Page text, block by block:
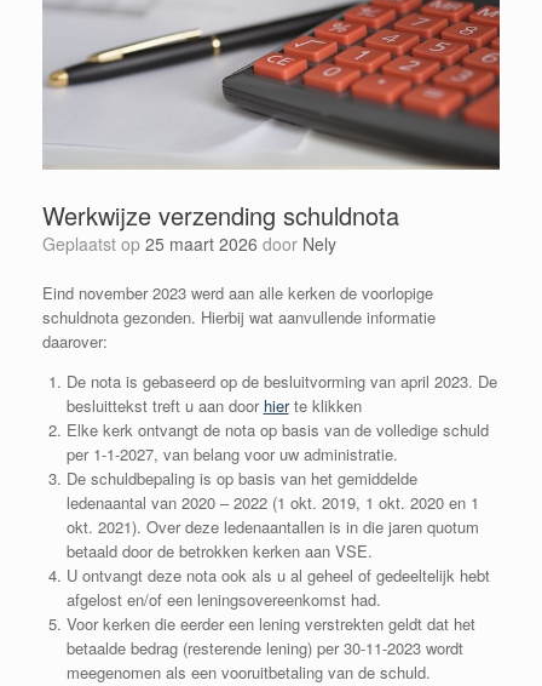
Werkwijze verzending schuldnota
Geplaatst op 25 maart 2026 door Nely
Eind november 2023 werd aan alle kerken de voorlopige
schuldnota gezonden. Hierbij wat aanvullende informatie
daarover:
De nota is gebaseerd op de besluitvorming van april 2023. De
besluittekst treft u aan door hierte klikken
Elke kerk ontvangt de nota op basis van de volledige schuld
per 1-1-2027, van belang voor uw administratie.
De schuldbepaling is op basis van het gemiddelde
ledenaantal van 2020 – 2022 (1 okt. 2019, 1 okt. 2020 en 1
okt. 2021). Over deze ledenaantallen is in die jaren quotum
betaald door de betrokken kerken aan VSE.
U ontvangt deze nota ook als u al geheel of gedeeltelijk hebt
afgelost en/of een leningsovereenkomst had.
Voor kerken die eerder een lening verstrekten geldt dat het
betaalde bedrag (resterende lening) per 30-11-2023 wordt
meegenomen als een vooruitbetaling van de schuld.